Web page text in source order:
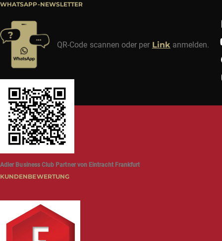
WHATSAPP-NEWSLETTER
QR-Code scannen oder per Linkanmelden.
Adler Business Club Partner von Eintracht Frankfurt
KUNDENBEWERTUNG